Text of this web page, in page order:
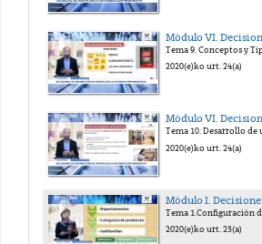
2020(e)ko urt. 24(a)
2020(e)ko urt. 24(a)
2020(e)ko urt. 23(a)